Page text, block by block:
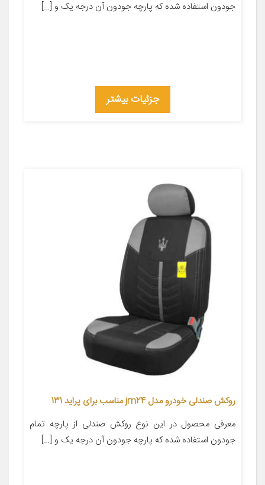
جودون استفاده شده که پارچه جودون آن درجه یک و […]
جزئیات بیشتر
روکش صندلی خودرو مدل jm24 مناسب برای پراید 131
معرفی محصول در این نوع روکش صندلی از پارچه تمام
جودون استفاده شده که پارچه جودون آن درجه یک و […]